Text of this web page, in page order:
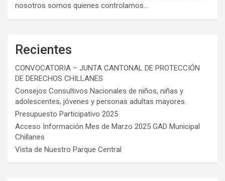
nosotros somos quienes controlamos…
Recientes
CONVOCATORIA – JUNTA CANTONAL DE PROTECCIÓN
DE DERECHOS CHILLANES
Consejos Consultivos Nacionales de niños, niñas y
adolescentes, jóvenes y personas adultas mayores.
Presupuesto Participativo 2025
Acceso Información Mes de Marzo 2025 GAD Municipal
Chillanes
Vista de Nuestro Parque Central